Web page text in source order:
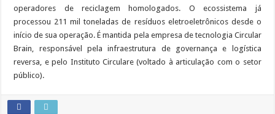
operadores de reciclagem homologados. O ecossistema já
processou 211 mil toneladas de resíduos eletroeletrônicos desde o
início de sua operação. É mantida pela empresa de tecnologia Circular
Brain, responsável pela infraestrutura de governança e logística
reversa, e pelo Instituto Circulare (voltado à articulação com o setor
público).